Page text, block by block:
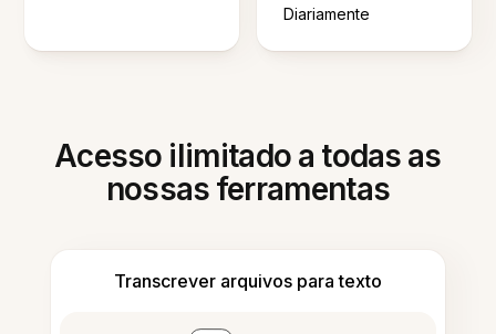
Diariamente
Acesso ilimitado a todas as
nossas ferramentas
Transcrever arquivos para texto